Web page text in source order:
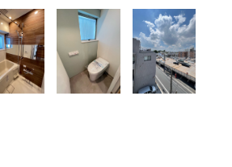
03-5735-7711